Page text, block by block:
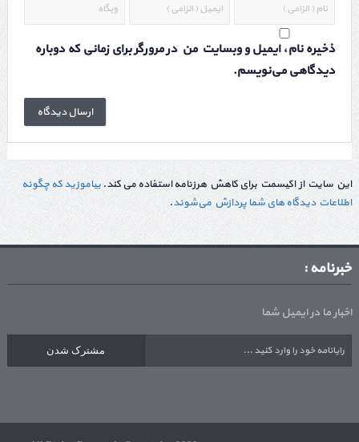
ذخیره نام، ایمیل و وبسایت من در مرورگر برای زمانی که دوباره
دیدگاهی می‌نویسم.
این سایت از اکیسمت برای کاهش هرزنامه استفاده می کند. بیاموزید که چگونه
اطلاعات دیدگاه های شما پردازش می‌شوند.
خبرنامه :
اخبار ما در ایمیل شما
مشترک شدن